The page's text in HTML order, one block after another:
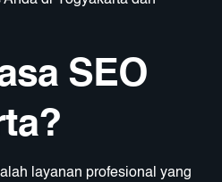
SEO
layanan profesional yang